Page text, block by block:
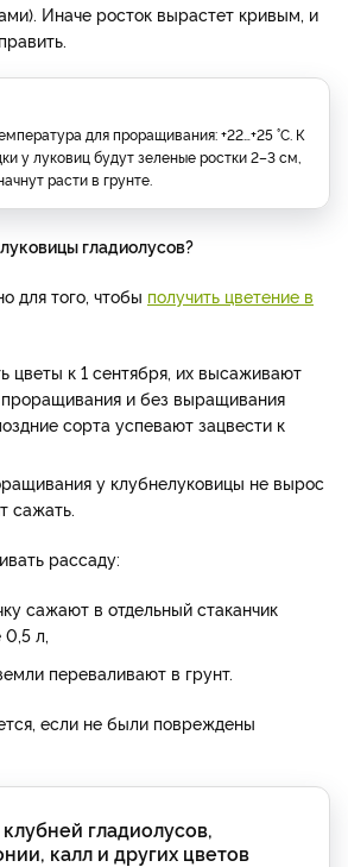
Иначе росток вырастет кривым, и
для проращивания: +22…+25 °С. К
у луковиц будут зеленые ростки 2–3 см,
расти в грунте.
гладиолусов?
для того, чтобы получить цветение в
цветы к 1 сентября, их высаживают
проращивания и без выращивания
сорта успевают зацвести к
у клубнелуковицы не вырос
сажать.
рассаду:
сажают в отдельный стаканчик
л,
переваливают в грунт.
если не были повреждены
гладиолусов,
калл и других цветов